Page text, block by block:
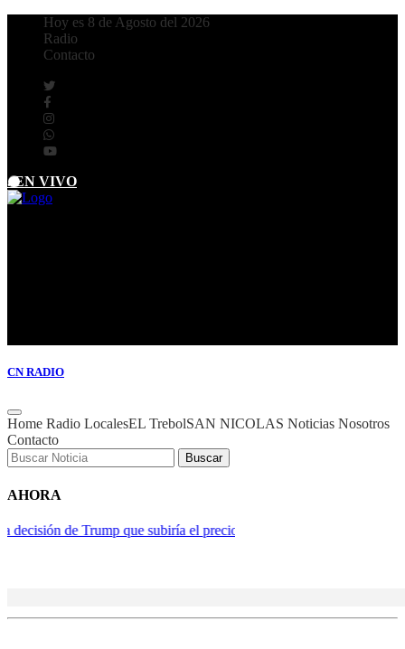
Hoy es 8 de Agosto del 2026
Radio
Contacto
. EN VIVO
CNRADIO
Home Radio LocalesEL TrebolSAN NICOLAS Noticias Nosotros
Contacto
Buscar
AHORA
subiría el precio de los medicamentos en 2027